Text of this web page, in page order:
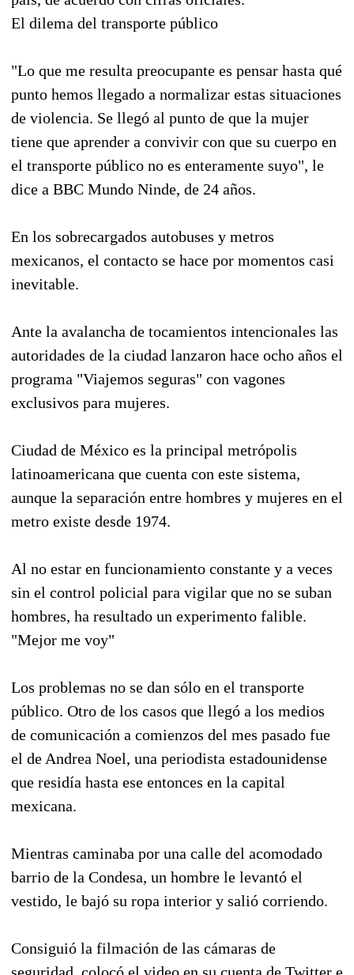
El dilema del transporte público
"Lo que me resulta preocupante es pensar hasta qué
punto hemos llegado a normalizar estas situaciones
de violencia. Se llegó al punto de que la mujer
tiene que aprender a convivir con que su cuerpo en
el transporte público no es enteramente suyo", le
dice a BBC Mundo Ninde, de 24 años.
En los sobrecargados autobuses y metros
mexicanos, el contacto se hace por momentos casi
inevitable.
Ante la avalancha de tocamientos intencionales las
autoridades de la ciudad lanzaron hace ocho años el
programa "Viajemos seguras" con vagones
exclusivos para mujeres.
Ciudad de México es la principal metrópolis
latinoamericana que cuenta con este sistema,
aunque la separación entre hombres y mujeres en el
metro existe desde 1974.
Al no estar en funcionamiento constante y a veces
sin el control policial para vigilar que no se suban
hombres, ha resultado un experimento falible.
"Mejor me voy"
Los problemas no se dan sólo en el transporte
público. Otro de los casos que llegó a los medios
de comunicación a comienzos del mes pasado fue
el de Andrea Noel, una periodista estadounidense
que residía hasta ese entonces en la capital
mexicana.
Mientras caminaba por una calle del acomodado
barrio de la Condesa, un hombre le levantó el
vestido, le bajó su ropa interior y salió corriendo.
Consiguió la filmación de las cámaras de